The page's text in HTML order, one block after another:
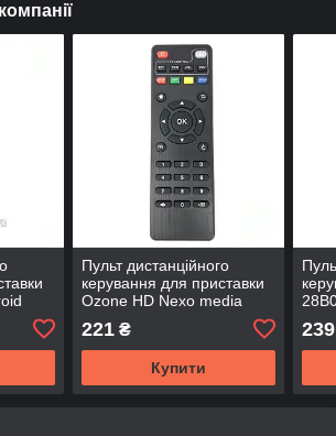
Пульт дистанційного
керування для приставки
Ozone HD Nexo media
221₴
Купити
239